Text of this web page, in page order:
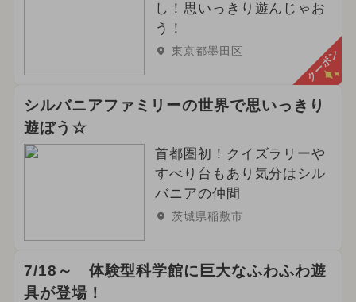
し！思いっきり遊んじゃお
う！
東京都墨田区 クーポン
シルバニアファミリーの世界で思いっきり
遊ぼう☆
首都圏初！クイズラリーや
すべり台もあり気分はシル
バニアの仲間
茨城県稲敷市
7/18～ 体験型科学館に巨大なふわふわ遊
具が登場！